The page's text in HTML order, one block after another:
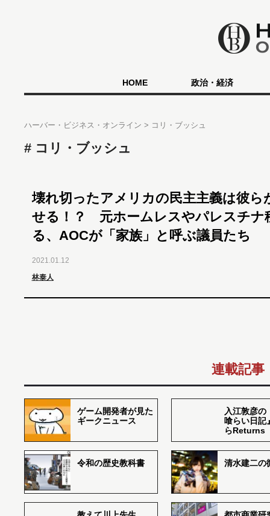
HOME 政治・経済
ハーバー・ビジネス・オンライン コリ・ブッシュ
コリ・ブッシュ
壊れ切ったアメリカの民主主義は彼ら
せる！？ 元ホームレスやパレスチナ
る、AOCが「家族」と呼ぶ議員たち
2021.01.12
林泰人
連載記事
ゲーム開発者が見た
ギークニュース
入江敦彦の
喰らい日記
らReturns
令和の歴史教科書 清水建二の